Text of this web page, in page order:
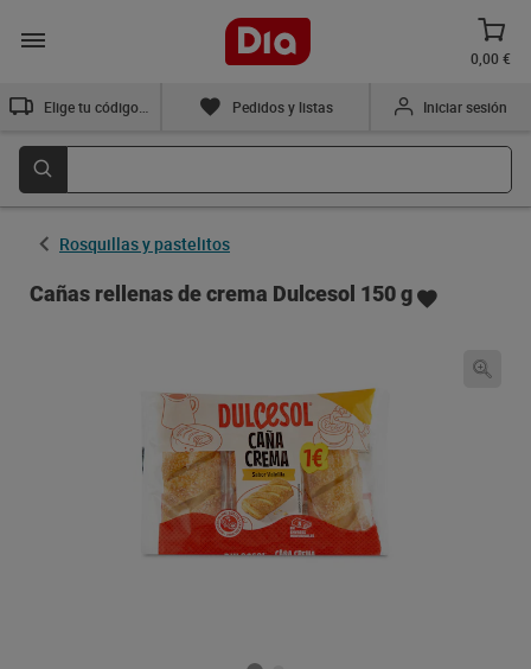
0,00 €
Pedidos y listas Iniciar sesión
Rosquillas y pastelitos
Cañas rellenas de crema Dulcesol 150 g